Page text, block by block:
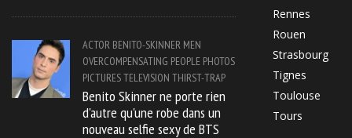
ACTOR BENITO-SKINNER MEN
OVERCOMPENSATING PEOPLE PHOTOS
PICTURESTELEVISION THIRST-TRAP
Benito Skinner ne porte rien
d'autre qu'une robe dans un
nouveau selfie sexy de BTS
Rennes
Rouen
Strasbourg
Tignes
Toulouse
Tours